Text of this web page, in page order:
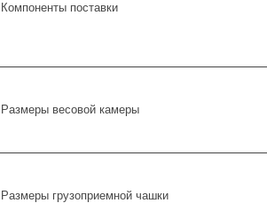
Компоненты поставки
Размеры весовой камеры
Размеры грузоприемной чашки